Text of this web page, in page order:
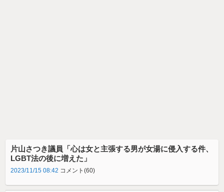
片山さつき議員「心は女と主張する男が女湯に侵入する件、
LGBT法の後に増えた」
2023/11/15 08:42 コメント(60)